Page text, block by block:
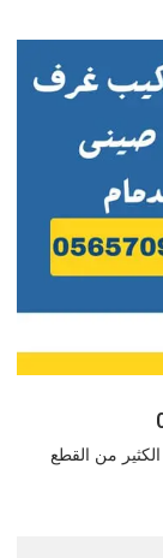
من القطع